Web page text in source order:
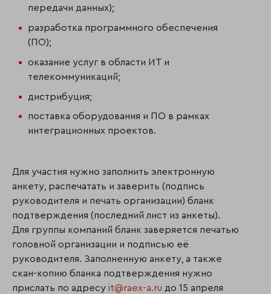
передачи данных);
разработка программного обеспечения
(ПО);
оказание услуг в области ИТ и
телекоммуникаций;
дистрибуция;
поставка оборудования и ПО в рамках
интеграционных проектов.
Для участия нужно заполнить электронную
анкету, распечатать и заверить (подпись
руководителя и печать организации) бланк
подтверждения (последний лист из анкеты).
Для группы компаний бланк заверяется печатью
головной организации и подписью её
руководителя. Заполненную анкету, а также
скан-копию бланка подтверждения нужно
прислать по адресу it@raex-a.ru до 15 апреля